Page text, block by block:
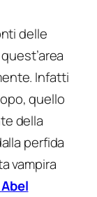
delle
Infatti
quello
della
perfida
vampira
Abel